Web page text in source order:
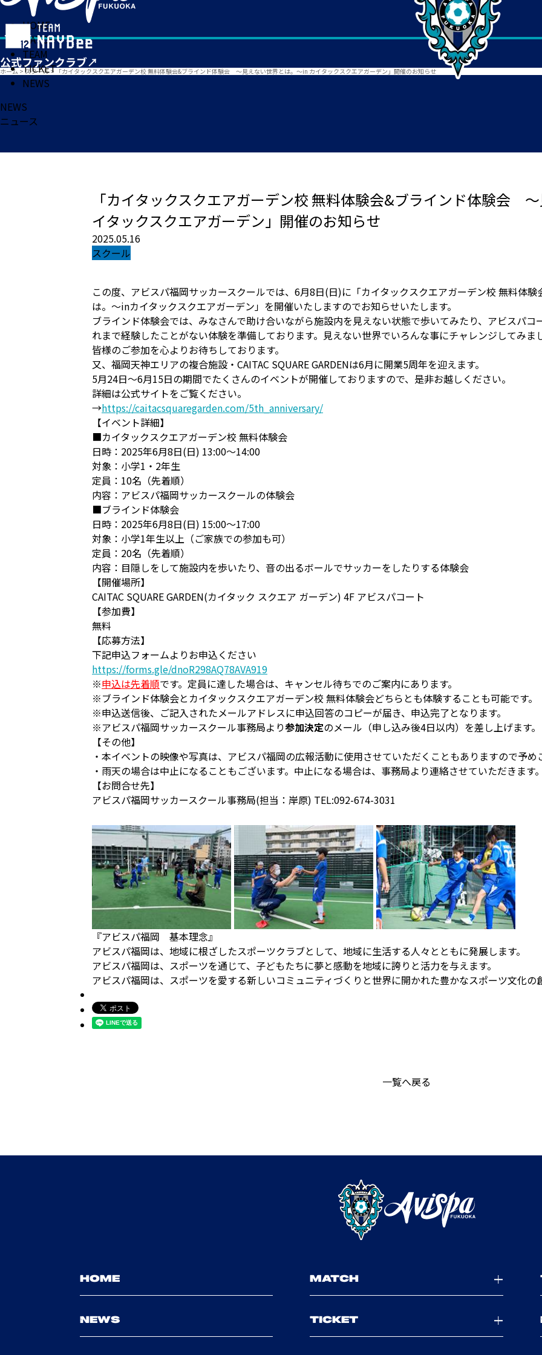
HOME
MATCH
TEAM
TICKET
NEWS
ホーム > スクール> 「カイタックスクエアガーデン校 無料体験会&ブラインド体験会 ～見えない世界とは。～in カイタックスクエアガーデン」開催のお知らせ
NEWS
ニュース
「カイタックスクエアガーデン校 無料体験会&ブラインド体験会
イタックスクエアガーデン」開催のお知らせ
2025.05.16
スクール
この度、アビスパ福岡サッカースクールでは、6月8日(日)に「カイタックスクエアガーデン校 無料体
は。～inカイタックスクエアガーデン」を開催いたしますのでお知らせいたします。
ブラインド体験会では、みなさんで助け合いながら施設内を見えない状態で歩いてみたり、アビスパ
れまで経験したことがない体験を準備しております。見えない世界でいろんな事にチャレンジしてみま
皆様のご参加を心よりお待ちしております。
又、福岡天神エリアの複合施設・CAITAC SQUARE GARDENは6月に開業5周年を迎えます。
5月24日～6月15日の期間でたくさんのイベントが開催しておりますので、是非お越しください。
詳細は公式サイトをご覧ください。
→https://caitacsquaregarden.com/5th_anniversary/
【イベント詳細】
■カイタックスクエアガーデン校 無料体験会
日時：2025年6月8日(日) 13:00～14:00
対象：小学1・2年生
定員：10名（先着順）
内容：アビスパ福岡サッカースクールの体験会
■ブラインド体験会
日時：2025年6月8日(日) 15:00～17:00
対象：小学1年生以上（ご家族での参加も可）
定員：20名（先着順）
内容：目隠しをして施設内を歩いたり、音の出るボールでサッカーをしたりする体験会
【開催場所】
CAITAC SQUARE GARDEN(カイタック スクエア ガーデン) 4F アビスパコート
【参加費】
無料
【応募方法】
下記申込フォームよりお申込ください
https://forms.gle/dnoR298AQ78AVA919
※申込は先着順です。定員に達した場合は、キャンセル待ちでのご案内にあります。
※ブラインド体験会とカイタックスクエアガーデン校 無料体験会どちらとも体験することも可能です。
※申込送信後、ご記入されたメールアドレスに申込回答のコピーが届き、申込完了となります。
※アビスパ福岡サッカースクール事務局より参加決定のメール（申し込み後4日以内）を差し上げます。
【その他】
・本イベントの映像や写真は、アビスパ福岡の広報活動に使用させていただくこともありますので予め
・雨天の場合は中止になることもございます。中止になる場合は、事務局より連絡させていただきます。
【お問合せ先】
アビスパ福岡サッカースクール事務局(担当：岸原) TEL:092-674-3031
『アビスパ福岡 基本理念』
アビスパ福岡は、地域に根ざしたスポーツクラブとして、地域に生活する人々とともに発展します。
アビスパ福岡は、スポーツを通じて、子どもたちに夢と感動を地域に誇りと活力を与えます。
アビスパ福岡は、スポーツを愛する新しいコミュニティづくりと世界に開かれた豊かなスポーツ文化の
一覧へ戻る
HOME MATCH
NEWS TICKET